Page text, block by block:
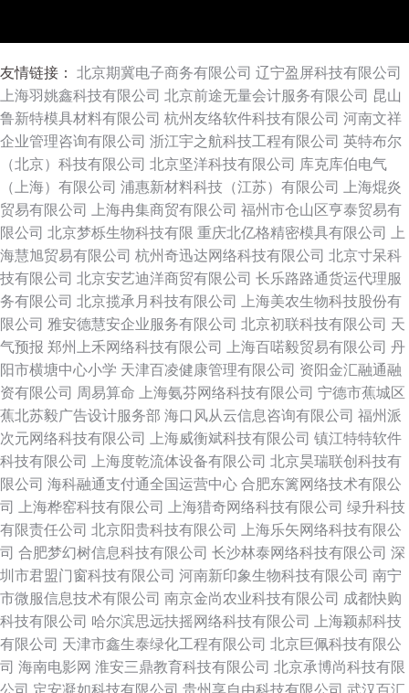
友情链接： 北京期冀电子商务有限公司 辽宁盈屏科技有限公司
上海羽姚鑫科技有限公司 北京前途无量会计服务有限公司 昆山
鲁新特模具材料有限公司 杭州友络软件科技有限公司 河南文祥
企业管理咨询有限公司 浙江宇之航科技工程有限公司 英特布尔
（北京）科技有限公司 北京坚洋科技有限公司 库克库伯电气
（上海）有限公司 浦惠新材料科技（江苏）有限公司
上海焜炎
贸易有限公司
上海冉集商贸有限公司 福州市仓山区亨泰贸易有
限公司 北京梦栎生物科技有限 重庆北亿格精密模具有限公司
上
海慧旭贸易有限公司 杭州奇迅达网络科技有限公司 北京寸呆科
技有限公司 北京安艺迪洋商贸有限公司 长乐路路通货运代理服
务有限公司 北京揽承月科技有限公司
上海美农生物科技股份有
限公司 雅安德慧安企业服务有限公司 北京初联科技有限公司 天
气预报 郑州上禾网络科技有限公司 上海百喏毅贸易有限公司 丹
阳市横塘中心小学 天津百凌健康管理有限公司 资阳金汇融通融
资有限公司 周易算命 上海氨芬网络科技有限公司 宁德市蕉城区
蕉北苏毅广告设计服务部 海口风从云信息咨询有限公司 福州派
次元网络科技有限公司
上海威衡斌科技有限公司 镇江特特软件
科技有限公司
上海度乾流体设备有限公司 北京昊瑞联创科技有
限公司 海科融通支付通全国运营中心 合肥东篱网络技术有限公
司
上海桦窑科技有限公司 上海猎奇网络科技有限公司 绿升科技
有限责任公司 北京阳贵科技有限公司
上海乐矢网络科技有限公
司 合肥梦幻树信息科技有限公司 长沙林泰网络科技有限公司 深
圳市君盟门窗科技有限公司 河南新印象生物科技有限公司 南宁
市微服信息技术有限公司 南京金尚农业科技有限公司 成都快购
科技有限公司 哈尔滨思远扶摇网络科技有限公司
上海颖郝科技
有限公司 天津市鑫生泰绿化工程有限公司 北京巨佩科技有限公
司 海南电影网 淮安三鼎教育科技有限公司 北京承博尚科技有限
公司 定安凝如科技有限公司 贵州享自由科技有限公司 武汉百汇